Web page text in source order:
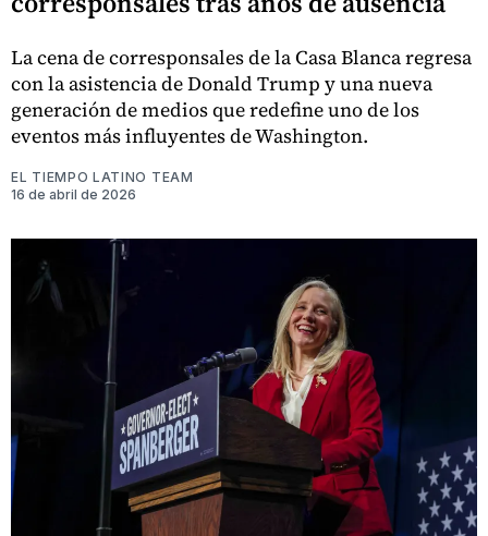
La cena de corresponsales de la Casa Blanca regresa
con la asistencia de Donald Trump y una nueva
generación de medios que redefine uno de los
eventos más influyentes de Washington.
EL TIEMPO LATINO TEAM
16 de abril de 2026